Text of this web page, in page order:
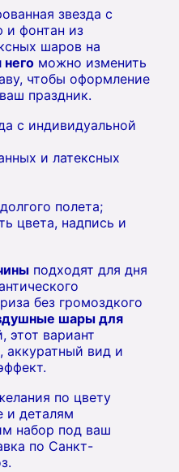
звезда с
и фонтан из
шаров на
можно изменить
чтобы оформление
праздник.
с индивидуальной
и латексных
полета;
цвета, надпись и
подходят для дня
без громоздкого
шары для
этот вариант
аккуратный вид и
по цвету
и деталям
набор под ваш
по Санкт-